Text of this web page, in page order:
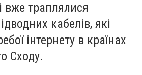
вже траплялися
кабелів, які
інтернету в країнах
Сходу.